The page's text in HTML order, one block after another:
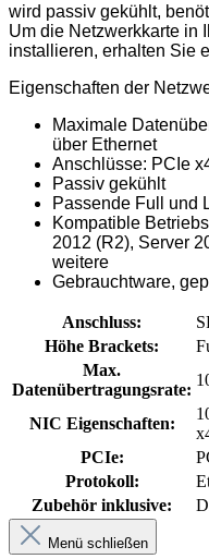
wird passiv gekühlt,
Um die Netzwerkkarte in
installieren, erhalten Sie
Eigenschaften der
Maximale
über Ethernet
Anschlüsse: PCIe
Passiv gekühlt
Passende Full und
Kompatible
2012 (R2), Server
weitere
Gebrauchtware,
Anschluss:
Höhe Brackets:
Max.
Datenübertragungsrate:
NIC Eigenschaften:
PCIe:
Protokoll:
Zubehör inklusive:
Menü schließen